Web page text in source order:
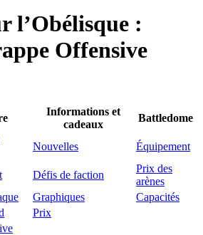
l’Obélisque :
Offensive
Informations et
cadeaux
Battledome
Nouvelles Équipement
Défis de faction
Prix des
arènes
Graphiques
Capacités
Prix